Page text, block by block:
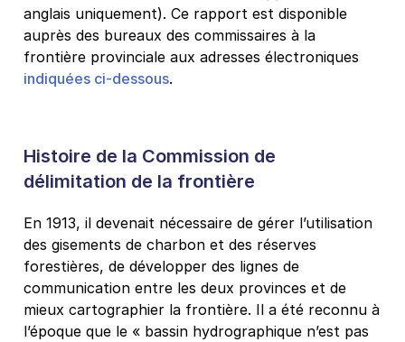
anglais uniquement). Ce rapport est disponible
auprès des bureaux des commissaires à la
frontière provinciale aux adresses électroniques
indiquées ci-dessous.
Histoire de la Commission de
délimitation de la frontière
En 1913, il devenait nécessaire de gérer l’utilisation
des gisements de charbon et des réserves
forestières, de développer des lignes de
communication entre les deux provinces et de
mieux cartographier la frontière. Il a été reconnu à
l’époque que le « bassin hydrographique n’est pas